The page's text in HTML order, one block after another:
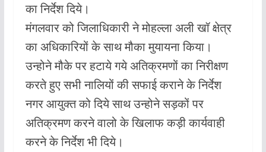
का निर्देश दिये।
मंगलवार को जिलाधिकारी ने मोहल्ला अली खॉ क्षेत्र
का अधिकारियों के साथ मौका मुयायना किया।
उन्होने मौके पर हटाये गये अतिक्रमणों का निरीक्षण
करते हुए सभी नालियों की सफाई कराने के निर्देश
नगर आयुक्त को दिये साथ उन्होने सड़कों पर
अतिक्रमण करने वालो के खिलाफ कड़ी कार्यवाही
करने के निर्देश भी दिये।